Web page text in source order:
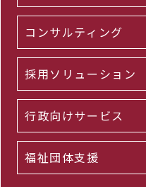
コンサルティング
採用ソリューション
行政向けサービス
福祉団体支援